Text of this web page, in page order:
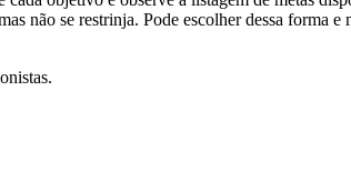
não se restrinja. Pode escolher dessa forma e